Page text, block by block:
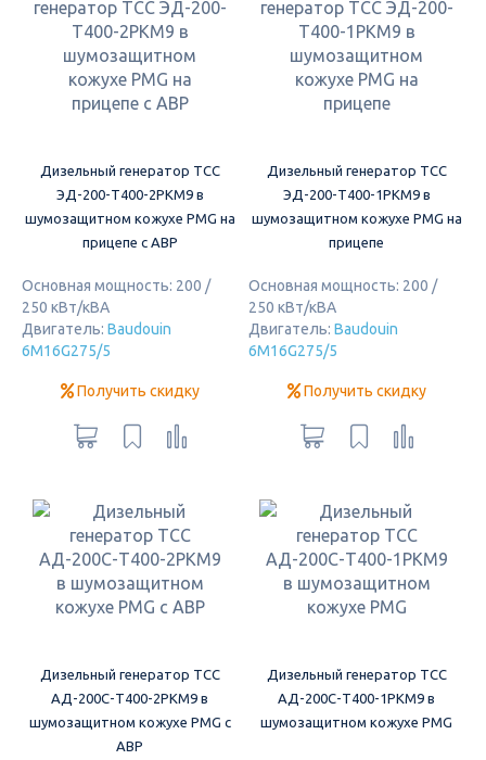
Дизельный генератор ТСС
ЭД-200-Т400-2РКМ9 в
шумозащитном кожухе PMG на
прицепе с АВР
Основная мощность: 200 /
250 кВт/кВА
Двигатель: Baudouin
6M16G275/5
Получить скидку
Дизельный генератор ТСС
ЭД-200-Т400-1РКМ9 в
шумозащитном кожухе PMG на
прицепе
Основная мощность: 200 /
250 кВт/кВА
Двигатель: Baudouin
6M16G275/5
Получить скидку
Дизельный генератор ТСС
АД-200С-Т400-2РКМ9 в
шумозащитном кожухе PMG с
АВР
Дизельный генератор ТСС
АД-200С-Т400-1РКМ9 в
шумозащитном кожухе PMG